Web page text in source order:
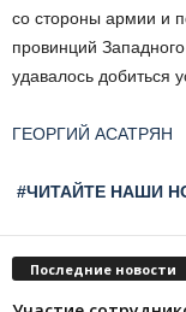
со стороны армии и
провинций
удавалось добиться
ГЕОРГИЙ АСАТРЯН
#ЧИТАЙТЕ НАШИ
Последние новости